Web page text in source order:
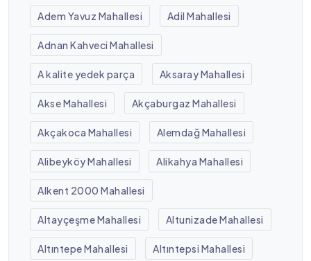
Adem Yavuz Mahallesi Adil Mahallesi
Adnan Kahveci Mahallesi
A kalite yedek parça Aksaray Mahallesi
Akse Mahallesi Akçaburgaz Mahallesi
Akçakoca Mahallesi Alemdağ Mahallesi
Alibeyköy Mahallesi Alikahya Mahallesi
Alkent 2000 Mahallesi
Altayçeşme Mahallesi Altunizade Mahallesi
Altıntepe Mahallesi Altıntepsi Mahallesi